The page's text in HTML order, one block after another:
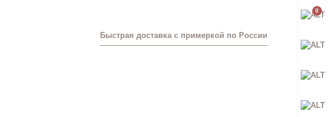
Быстрая доставка с примеркой по России
0